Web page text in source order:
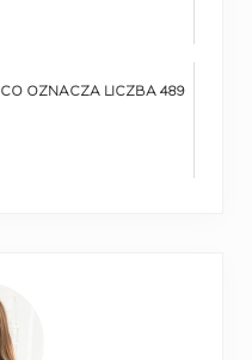
CO OZNACZA LICZBA 489